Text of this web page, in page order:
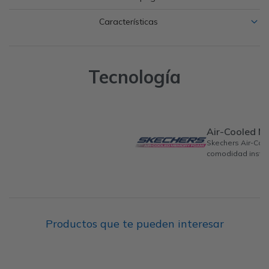
Características
Tecnología
Air-Cooled
Skechers Air-
comodidad
Productos que te pueden interesar